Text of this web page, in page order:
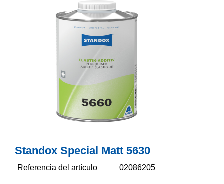
Standox Special Matt 5630​
Referencia del artículo 02086205